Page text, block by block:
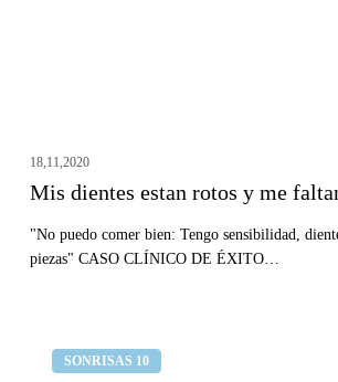
18,11,2020
Mis dientes estan rotos y me
"No puedo comer bien: Tengo sensibilidad,
piezas" CASO CLÍNICO DE ÉXITO…
mal
SONRISAS 10
Clínica dental Curull